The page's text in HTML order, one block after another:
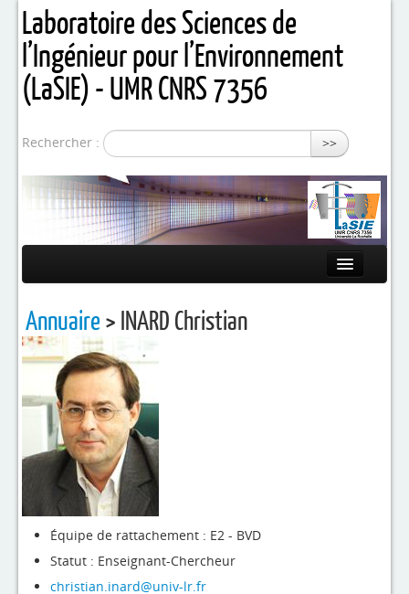
Laboratoire des Sciences de
l’Ingénieur pour l’Environnement
(LaSIE) - UMR CNRS 7356
Rechercher : >>
Equipes de recherche
Activités / Projets
4evLab
RUPEElab
Expertises
Master - Doctorat
Annuaire
Annuaire > INARD Christian
Équipe de rattachement : E2 - BVD
Statut : Enseignant-Chercheur
christian.inard@univ-lr.fr